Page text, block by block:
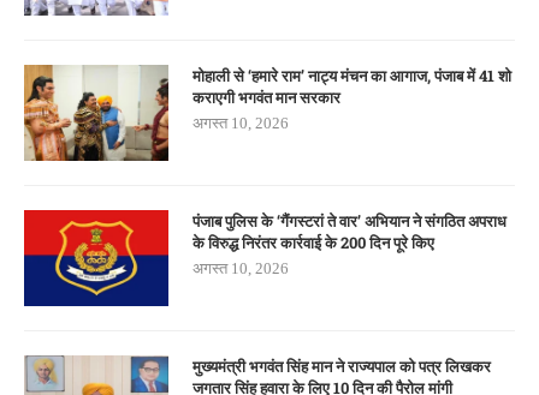
मोहाली से ‘हमारे राम’ नाट्य मंचन का आगाज, पंजाब में 41 शो
कराएगी भगवंत मान सरकार
अगस्त 10, 2026
पंजाब पुलिस के ‘गैंगस्टरां ते वार’ अभियान ने संगठित अपराध
के विरुद्ध निरंतर कार्रवाई के 200 दिन पूरे किए
अगस्त 10, 2026
मुख्यमंत्री भगवंत सिंह मान ने राज्यपाल को पत्र लिखकर
जगतार सिंह हवारा के लिए 10 दिन की पैरोल मांगी